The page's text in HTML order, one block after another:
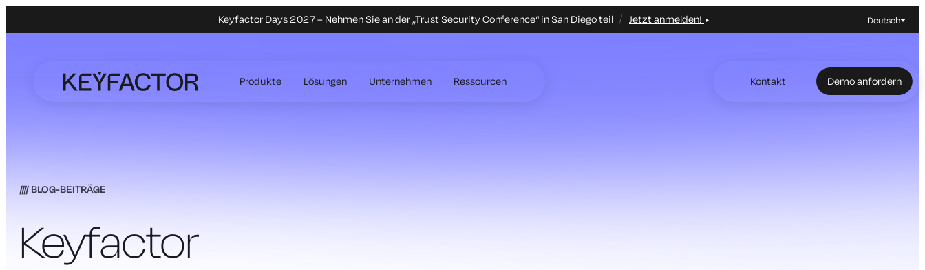
Keyfactor Days 2027 – Nehmen Sie an der „Trust Security Conference“ in San Diego teil Jetzt anmelden! Deutsch
springen
Produkte Lösungen Unternehmen Ressourcen Kontakt Demo anfordern
BLOG-BEITRÄGE
Keyfactor